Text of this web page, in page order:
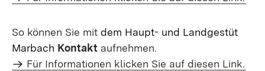
So können Sie mit dem Haupt- und Landgestüt
Marbach Kontakt aufnehmen.
Für Informationen klicken Sie auf diesen Link.